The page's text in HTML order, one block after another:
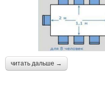
читать дальше →